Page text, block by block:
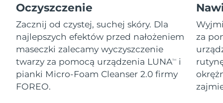
Oczyszczenie
Zacznij od czystej, suchej skóry. Dla
najlepszych efektów przed nałożeniem
maseczki zalecamy wyczyszczenie
twarzy za pomocą urządzenia LUNATM
i
pianki Micro-Foam Cleanser 2.0 firmy
FOREO.
za
Słowenia
Oczekiwany czas dostawy
8/12/26
Republika
Południowej Afryki
Oczekiwany czas dostawy
8/20/26
Korea Południowa
Oczekiwany czas dostawy
8/14/26